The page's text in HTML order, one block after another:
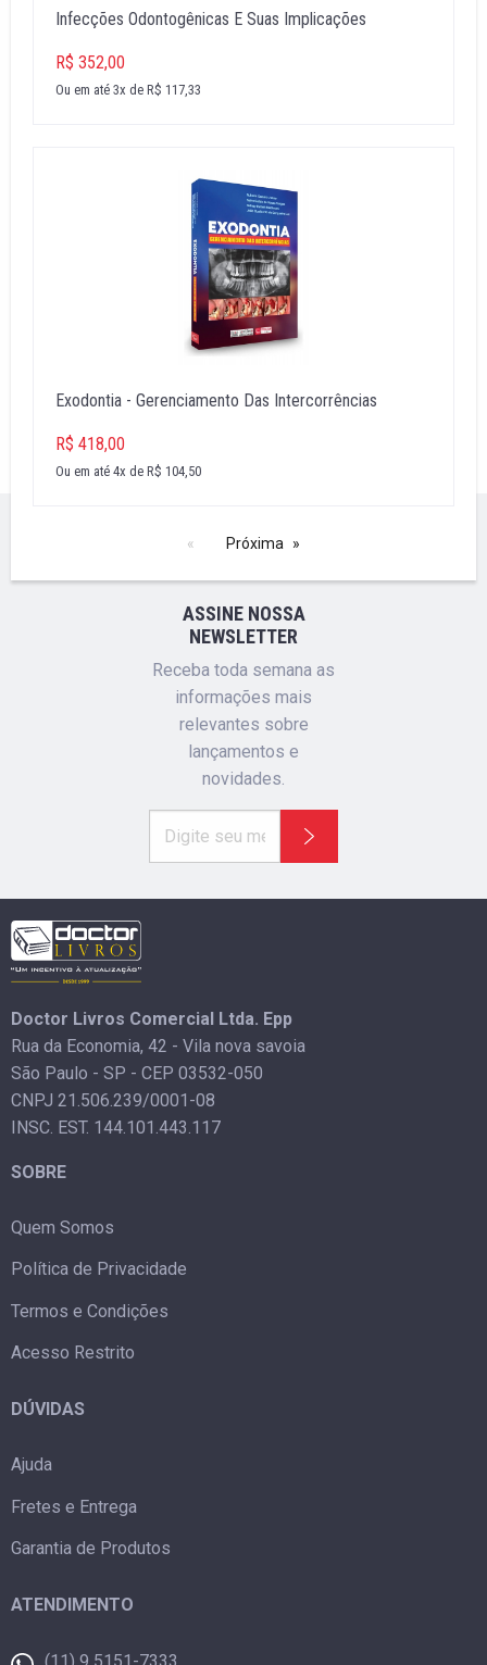
Infecções Odontogênicas E Suas Implicações
R$ 352,00
Ou em até 3x de R$ 117,33
Exodontia - Gerenciamento Das Intercorrências
R$ 418,00
Ou em até 4x de R$ 104,50
Próxima
ASSINE NOSSA
NEWSLETTER
Receba toda semana as
informações mais
relevantes sobre
lançamentos e
novidades.
Doctor Livros Comercial Ltda. Epp
Rua da Economia, 42 - Vila nova savoia
São Paulo - SP - CEP 03532-050
CNPJ 21.506.239/0001-08
INSC. EST. 144.101.443.117
SOBRE
Quem Somos
Política de Privacidade
Termos e Condições
Acesso Restrito
DÚVIDAS
Ajuda
Fretes e Entrega
Garantia de Produtos
ATENDIMENTO
(11) 9 5151-7333